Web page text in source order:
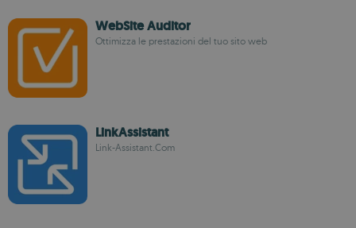
WebSite Auditor
Ottimizza le prestazioni del tuo sito web
LinkAssistant
Link-Assistant.Com